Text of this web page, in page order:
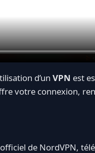
d’un VPN est
votre connexion,
de NordVPN,